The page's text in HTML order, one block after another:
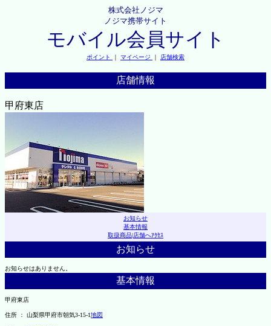
株式会社ノジマ
ノジマ携帯サイト
モバイル会員サイト
ポイント ｜ マイページ ｜ 店舗検索
店舗情報
甲府東店
お知らせ
基本情報
取扱商品|店舗へｱｸｾｽ
お知らせ
お知らせはありません。
基本情報
甲府東店
住所 ： 山梨県甲府市朝気3-15-1地図